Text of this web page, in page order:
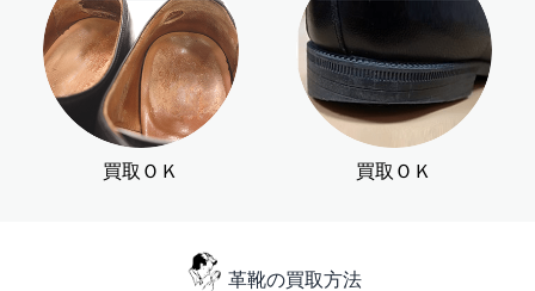
買取ＯＫ 買取ＯＫ
革靴の買取方法